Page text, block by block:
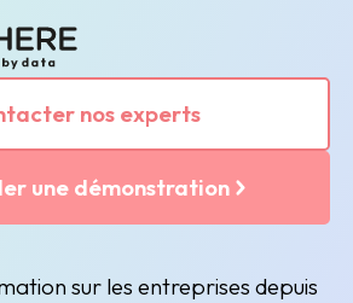
nos experts
une démonstration
sur les entreprises depuis